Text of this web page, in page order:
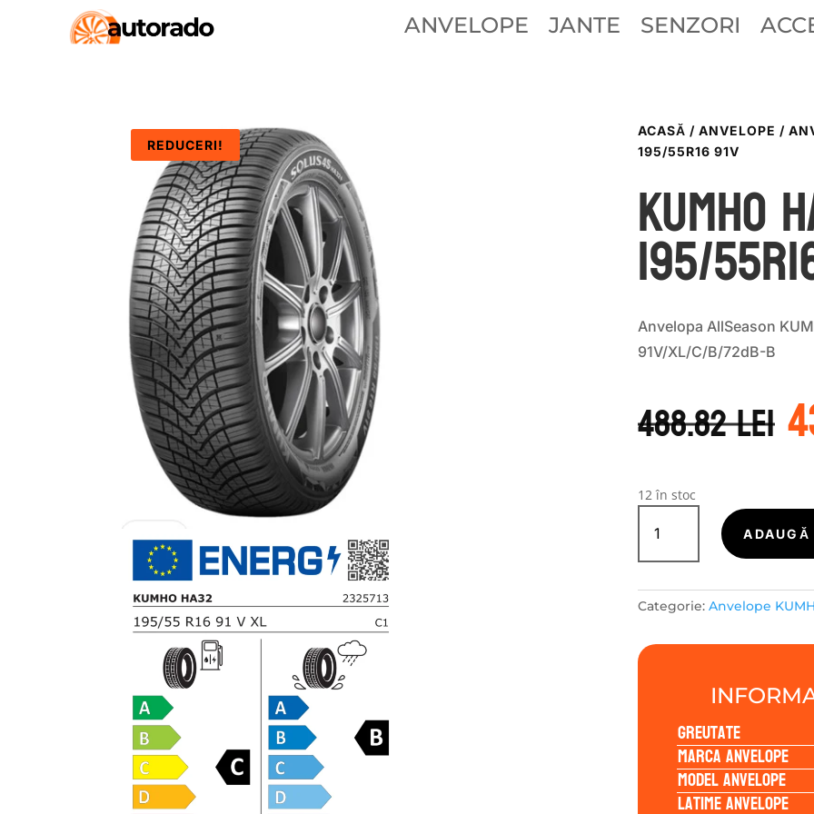
ANVELOPE JANTE SENZORI
REDUCERI!
ACASĂ / ANVELOPE /
195/55R16 91V
Kumho
195/
Anvelopa AllSeason
91V/XL/C/B/72dB-B
488.82leia
12 în stoc
Cantitate
Kumho
HA32+
91V
ADAUGĂ
Categorie: Anvelope
Greutate
Marca anvelope
Model anvelope
Latime anvelope